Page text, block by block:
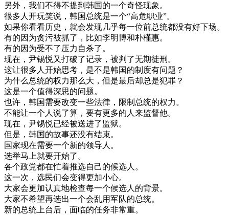
另外 ， 我们不得不提到 韩国的一个奇怪现象。
很多人开玩笑说 ， 韩国总统是一个“高危职业”。
如果你看看历史 ， 就会发现几乎每一位前总统都没有好下场。
有的因为贪污被抓了 ， 比如李明博和朴槿惠。
有的因为受不了压力 自杀了。
现在 ， 尹锡悦又打破了记录 ， 被判 了无期徒刑 。
这让很多人开始思考 ， 是不是韩国的制度有问题 ？
为什么总统的权力那么大 ， 但是最后却总是犯罪 ？
这是一个值得深思的问题。
也许 ， 韩国需要改变一些法律 ， 限制 总统的权力。
不能让一个人说了算 ， 要有更多的人来监督他。
现在 ， 尹锡悦已经被送进了监狱。
但是 ， 韩国的故事还没有结束。
国家现在需要一个新的领导人。
选举马上就要开始了。
各个政党都在忙着推选自己的候选人。
这一次 ， 选民们会变得更加小心。
大家会更加认真地检查每一个候选人的背景。
大家不希望再选出一个会乱用军队的总统。
新的总统上台 后 ， 面临的任务非常重。